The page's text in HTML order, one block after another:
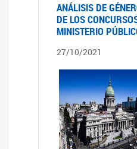
ANÁLISIS DE
DE LOS
MINISTERIO
27/10/2021